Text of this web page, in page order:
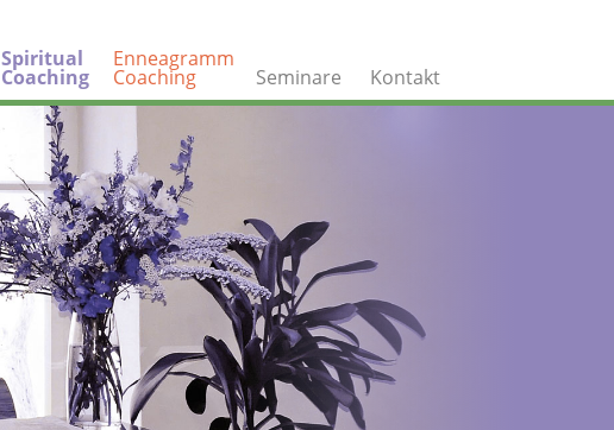
Spiritual
Coaching
Enneagramm
Coaching Seminare Kontakt